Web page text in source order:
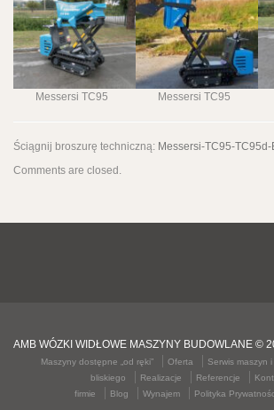
Messersi TC95 Messersi TC95
Ściągnij broszurę techniczną: Messersi-TC95-
Comments are closed.
AMB WÓZKI WIDŁOWE MASZYNY BUDOWLANE ©
Maszyny dostępne „od ręki” Oferta
Serwis maszyn
bliskiego
Realizacje Referencje
firmie
Blog Wynajem Polityka